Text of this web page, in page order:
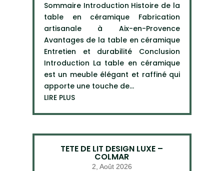
Sommaire Introduction Histoire de la
table en céramique Fabrication
artisanale à Aix-en-Provence
Avantages de la table en céramique
Entretien et durabilité Conclusion
Introduction La table en céramique
est un meuble élégant et raffiné qui
apporte une touche de...
LIRE PLUS
TETE DE LIT DESIGN LUXE –
COLMAR
2, Août 2026